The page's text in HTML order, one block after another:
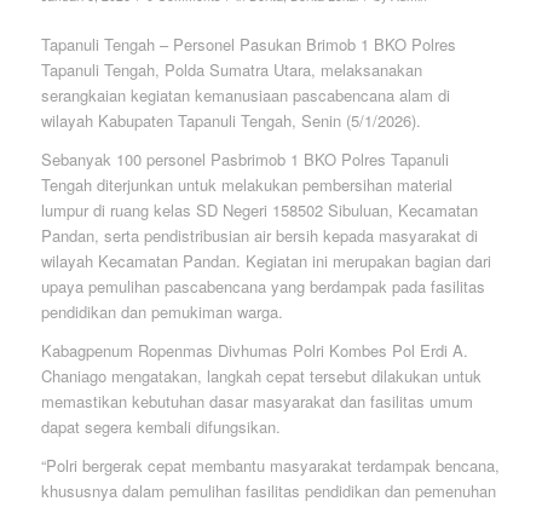
Tapanuli Tengah – Personel Pasukan Brimob 1 BKO Polres
Tapanuli Tengah, Polda Sumatra Utara, melaksanakan
serangkaian kegiatan kemanusiaan pascabencana alam di
wilayah Kabupaten Tapanuli Tengah, Senin (5/1/2026).
Sebanyak 100 personel Pasbrimob 1 BKO Polres Tapanuli
Tengah diterjunkan untuk melakukan pembersihan material
lumpur di ruang kelas SD Negeri 158502 Sibuluan, Kecamatan
Pandan, serta pendistribusian air bersih kepada masyarakat di
wilayah Kecamatan Pandan. Kegiatan ini merupakan bagian dari
upaya pemulihan pascabencana yang berdampak pada fasilitas
pendidikan dan pemukiman warga.
Kabagpenum Ropenmas Divhumas Polri Kombes Pol Erdi A.
Chaniago mengatakan, langkah cepat tersebut dilakukan untuk
memastikan kebutuhan dasar masyarakat dan fasilitas umum
dapat segera kembali difungsikan.
“Polri bergerak cepat membantu masyarakat terdampak bencana,
khususnya dalam pemulihan fasilitas pendidikan dan pemenuhan